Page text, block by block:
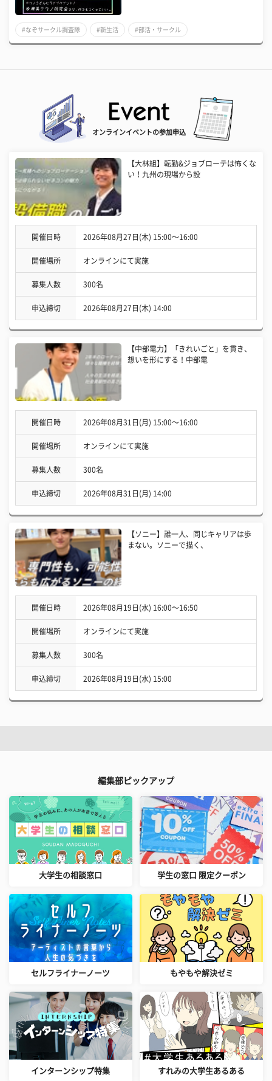
#なぞサークル調査隊 #新生活 #部活・サークル
オンラインイベントの参加申込
【大林組】転勤&ジョブローテは怖くな
い！九州の現場から設
開催日時 2026年08月27日(木) 15:00〜16:00
開催場所 オンラインにて実施
募集人数 300名
申込締切 2026年08月27日(木) 14:00
【中部電力】「きれいごと」を貫き、
想いを形にする！中部電
開催日時 2026年08月31日(月) 15:00〜16:00
開催場所 オンラインにて実施
募集人数 300名
申込締切 2026年08月31日(月) 14:00
【ソニー】誰一人、同じキャリアは歩
まない。ソニーで描く、
開催日時 2026年08月19日(水) 16:00〜16:50
開催場所 オンラインにて実施
募集人数 300名
申込締切 2026年08月19日(水) 15:00
編集部ピックアップ
大学生の相談窓口 学生の窓口 限定クーポン
セルフライナーノーツ もやもや解決ゼミ
インターンシップ特集 すれみの大学生あるある